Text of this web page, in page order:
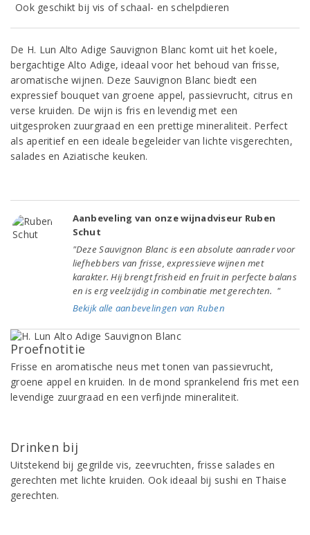
Ook geschikt bij vis of schaal- en schelpdieren
De H. Lun Alto Adige Sauvignon Blanc komt uit het koele,
bergachtige Alto Adige, ideaal voor het behoud van frisse,
aromatische wijnen. Deze Sauvignon Blanc biedt een
expressief bouquet van groene appel, passievrucht, citrus en
verse kruiden. De wijn is fris en levendig met een
uitgesproken zuurgraad en een prettige mineraliteit. Perfect
als aperitief en een ideale begeleider van lichte visgerechten,
salades en Aziatische keuken.
Aanbeveling van onze wijnadviseur Ruben
Schut
"Deze Sauvignon Blanc is een absolute aanrader voor
liefhebbers van frisse, expressieve wijnen met
karakter. Hij brengt frisheid en fruit in perfecte balans
en is erg veelzijdig in combinatie met gerechten. "
Bekijk alle aanbevelingen van Ruben
Proefnotitie
Frisse en aromatische neus met tonen van passievrucht,
groene appel en kruiden. In de mond sprankelend fris met een
levendige zuurgraad en een verfijnde mineraliteit.
Drinken bij
Uitstekend bij gegrilde vis, zeevruchten, frisse salades en
gerechten met lichte kruiden. Ook ideaal bij sushi en Thaise
gerechten.